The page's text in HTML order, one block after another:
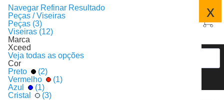
x
Navegar Refinar Resultado
Peças / Viseiras
Peças (3)
Viseiras (12)
Marca
Xceed
Veja todas as opções
Cor
Preto
(2)
Vermelho
(1)
Azul
(1)
Cristal
(3)
Peças / Viseiras